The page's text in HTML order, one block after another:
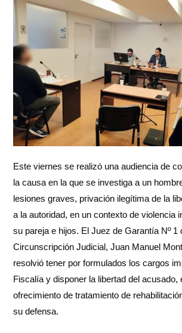
Este viernes se realizó una audiencia de
la causa en la que se investiga a un
lesiones graves, privación ilegítima de la
a la autoridad, en un contexto de violencia
su pareja e hijos. El Juez de Garantía Nº 1
Circunscripción Judicial, Juan Manuel
resolvió tener por formulados los cargos
Fiscalía y disponer la libertad del acusado,
ofrecimiento de tratamiento de
su defensa.